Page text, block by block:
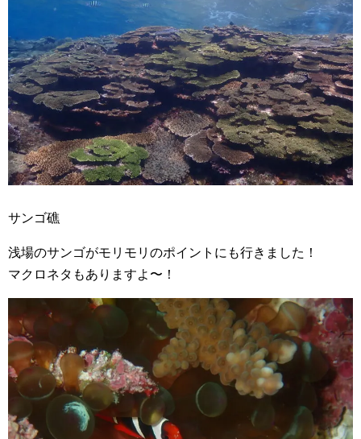
サンゴ礁
浅場のサンゴがモリモリのポイントにも行きました！
マクロネタもありますよ〜！